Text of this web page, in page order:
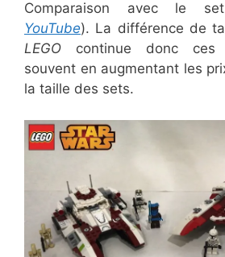
Comparaison avec le
YouTube). La différence de
LEGO continue donc ces
souvent en augmentant les
la taille des sets.